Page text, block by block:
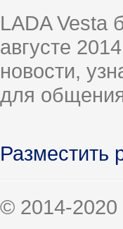
LADA Vesta
августе
новости,
для
Разместить
© 2014-2020